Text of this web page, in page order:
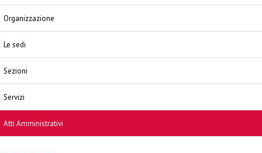
Organizzazione
Le sedi
Sezioni
Servizi
Atti Amministrativi